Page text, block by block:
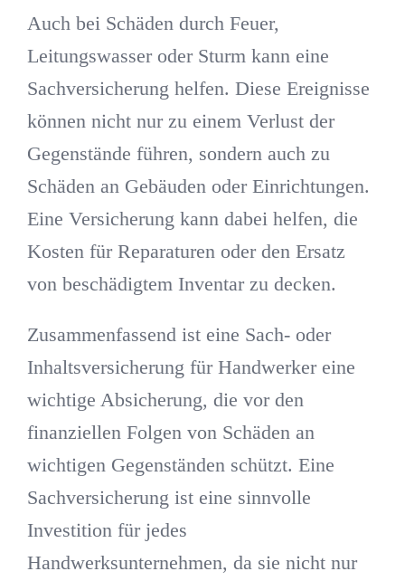
Auch bei Schäden durch Feuer,
Leitungswasser oder Sturm kann eine
Sachversicherung helfen. Diese Ereignisse
können nicht nur zu einem Verlust der
Gegenstände führen, sondern auch zu
Schäden an Gebäuden oder Einrichtungen.
Eine Versicherung kann dabei helfen, die
Kosten für Reparaturen oder den Ersatz
von beschädigtem Inventar zu decken.
Zusammenfassend ist eine Sach- oder
Inhaltsversicherung für Handwerker eine
wichtige Absicherung, die vor den
finanziellen Folgen von Schäden an
wichtigen Gegenständen schützt. Eine
Sachversicherung ist eine sinnvolle
Investition für jedes
Handwerksunternehmen, da sie nicht nur